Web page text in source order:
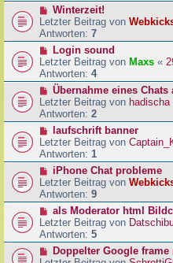
Winterzeit!
Letzter Beitrag von
Antworten: 7
Login sound
Letzter Beitrag von Maxs «
Antworten: 4
Übernahme eines Chats
Letzter Beitrag von hadischa
Antworten: 2
laufschrift banner
Letzter Beitrag von
Antworten: 1
iPhone Chat probleme
Letzter Beitrag von
Antworten: 9
als Moderator html
Letzter Beitrag von
Antworten: 5
Doppelter Google